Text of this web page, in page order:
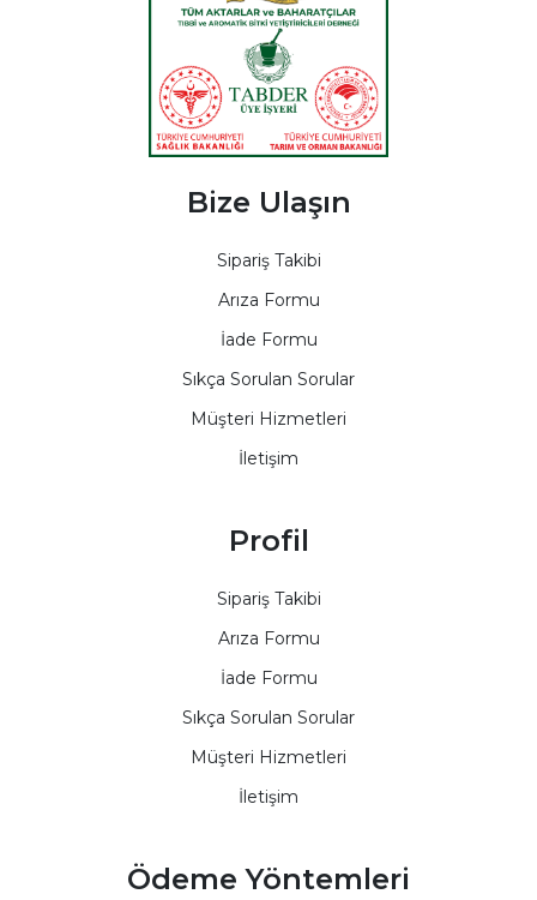
Bize Ulaşın
Sipariş Takibi
Arıza Formu
İade Formu
Sıkça Sorulan Sorular
Müşteri Hizmetleri
İletişim
Profil
Sipariş Takibi
Arıza Formu
İade Formu
Sıkça Sorulan Sorular
Müşteri Hizmetleri
İletişim
Ödeme Yöntemleri